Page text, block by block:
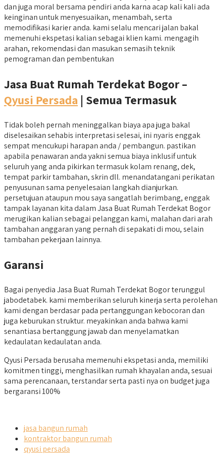
dan juga moral bersama pendiri anda karna acap kali kali ada
keinginan untuk menyesuaikan, menambah, serta
memodifikasi karier anda. kami selalu mencari jalan bakal
memenuhi ekspetasi kalian sebagai klien kami. mengagih
arahan, rekomendasi dan masukan semasih teknik
pemograman dan pembentukan
Jasa Buat Rumah Terdekat Bogor –
Qyusi Persada | Semua Termasuk
Tidak boleh pernah meninggalkan biaya apa juga bakal
diselesaikan sehabis interpretasi selesai, ini nyaris enggak
sempat mencukupi harapan anda / pembangun. pastikan
apabila penawaran anda yakni semua biaya inklusif untuk
seluruh yang anda pikirkan termasuk kolam renang, dek,
tempat parkir tambahan, skrin dll. menandatangani perikatan
penyusunan sama penyelesaian langkah dianjurkan.
persetujuan ataupun mou saya sangatlah berimbang, enggak
tampak layanan kita dalam Jasa Buat Rumah Terdekat Bogor
merugikan kalian sebagai pelanggan kami, malahan dari arah
tambahan anggaran yang pernah di sepakati di mou, selain
tambahan pekerjaan lainnya.
Garansi
Bagai penyedia Jasa Buat Rumah Terdekat Bogor terunggul
jabodetabek. kami memberikan seluruh kinerja serta perolehan
kami dengan berdasar pada pertanggungan kebocoran dan
juga keburukan struktur. meyakinkan anda bahwa kami
senantiasa bertanggung jawab dan menyelamatkan
kedaulatan kedaulatan anda.
Qyusi Persada berusaha memenuhi ekspetasi anda, memiliki
komitmen tinggi, menghasilkan rumah khayalan anda, sesuai
sama perencanaan, terstandar serta pasti nya on budget juga
bergaransi 100%
jasa bangun rumah
kontraktor bangun rumah
qyusi persada